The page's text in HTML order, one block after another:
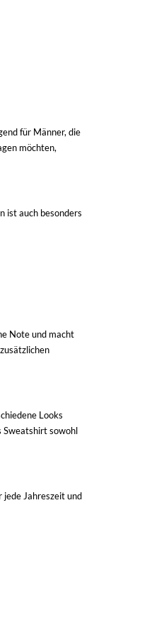
für Männer, die
möchten,
ist auch besonders
Note und macht
Looks
Sweatshirt sowohl
jede Jahreszeit und